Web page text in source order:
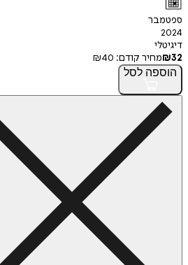
ספטמבר
2024
דיגיטלי
₪32 מחיר קודם: ₪40
הוספה לסל